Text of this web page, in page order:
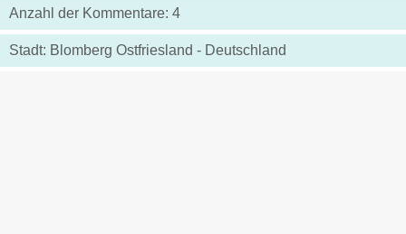
Anzahl der Kommentare: 4
Stadt: Blomberg Ostfriesland - Deutschland